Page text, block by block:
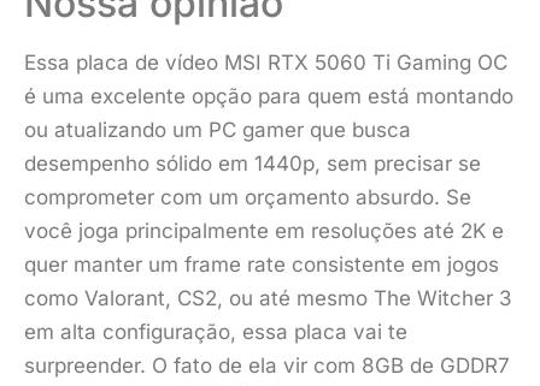
Essa placa de vídeo MSI RTX 5060 Ti Gaming OC
é uma excelente opção para quem está montando
ou atualizando um PC gamer que busca
desempenho sólido em 1440p, sem precisar se
comprometer com um orçamento absurdo. Se
você joga principalmente em resoluções até 2K e
quer manter um frame rate consistente em jogos
como Valorant, CS2, ou até mesmo The Witcher 3
em alta configuração, essa placa vai te
surpreender. O fato de ela vir com 8GB de GDDR7